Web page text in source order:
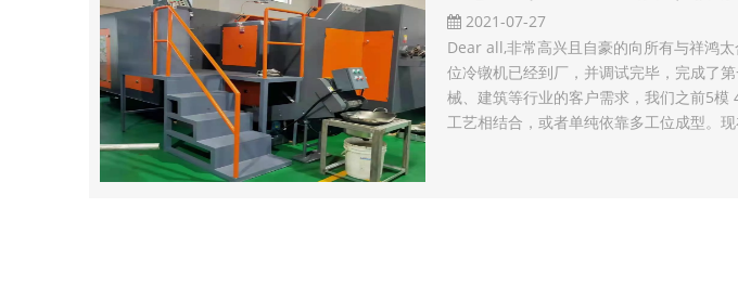
2021-07-27
Dear all,非常高兴且自豪的向所有与祥鸿
位冷镦机已经到厂，并调试完毕，完成了
械、建筑等行业的客户需求，我们之前5
工艺相结合，或者单纯依靠多工位成型。